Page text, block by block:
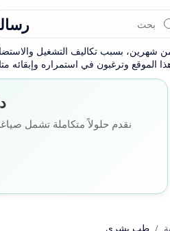
من شهرين، بسبب تكاليف التشغيل
الموقع وترغبون في استمراره
نقدم حلولاً متكاملة تشمل
طب بشري